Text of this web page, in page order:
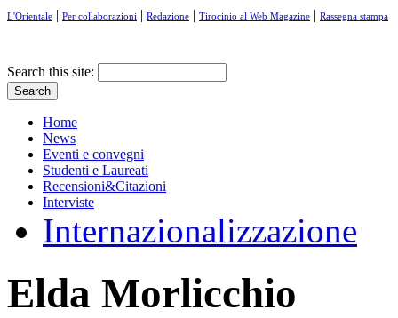
L'Orientale | Per collaborazioni | Redazione | Tirocinio al Web Magazine | Rassegna stampa
Search this site:
Home
News
Eventi e convegni
Studenti e Laureati
Recensioni&Citazioni
Interviste
Internazionalizzazione
Elda Morlicchio